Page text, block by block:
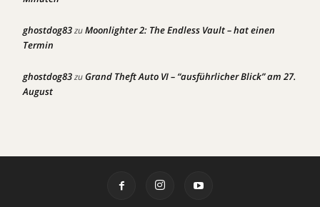
ghostdog83zuMoonlighter 2: The Endless Vault – hat einen
Termin
ghostdog83zuGrand Theft Auto VI – “ausführlicher Blick” am 27.
August